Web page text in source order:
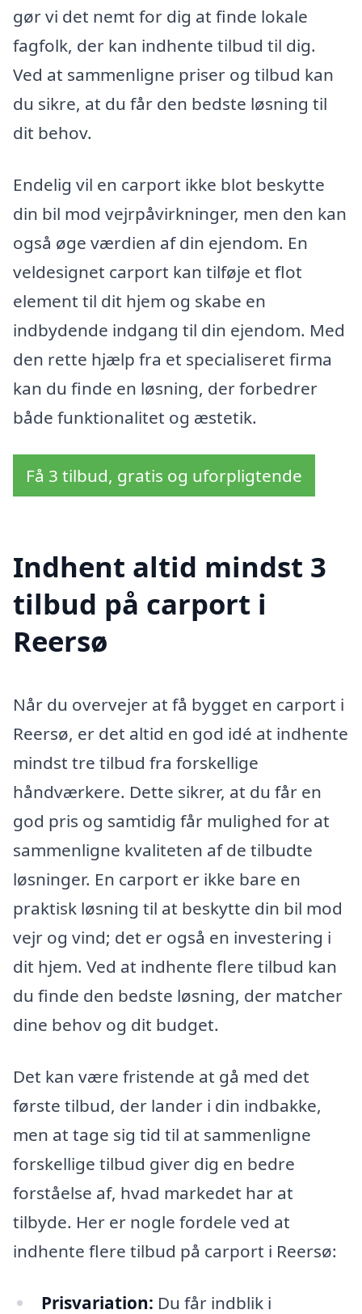
gør vi det nemt for dig at finde lokale
fagfolk, der kan indhente tilbud til dig.
Ved at sammenligne priser og tilbud kan
du sikre, at du får den bedste løsning til
dit behov.
Endelig vil en carport ikke blot beskytte
din bil mod vejrpåvirkninger, men den kan
også øge værdien af din ejendom. En
veldesignet carport kan tilføje et flot
element til dit hjem og skabe en
indbydende indgang til din ejendom. Med
den rette hjælp fra et specialiseret firma
kan du finde en løsning, der forbedrer
både funktionalitet og æstetik.
Få 3 tilbud, gratis og uforpligtende
Indhent altid mindst 3
tilbud på carport i
Reersø
Når du overvejer at få bygget en carport i
Reersø, er det altid en god idé at indhente
mindst tre tilbud fra forskellige
håndværkere. Dette sikrer, at du får en
god pris og samtidig får mulighed for at
sammenligne kvaliteten af de tilbudte
løsninger. En carport er ikke bare en
praktisk løsning til at beskytte din bil mod
vejr og vind; det er også en investering i
dit hjem. Ved at indhente flere tilbud kan
du finde den bedste løsning, der matcher
dine behov og dit budget.
Det kan være fristende at gå med det
første tilbud, der lander i din indbakke,
men at tage sig tid til at sammenligne
forskellige tilbud giver dig en bedre
forståelse af, hvad markedet har at
tilbyde. Her er nogle fordele ved at
indhente flere tilbud på carport i Reersø:
Prisvariation: Du får indblik i